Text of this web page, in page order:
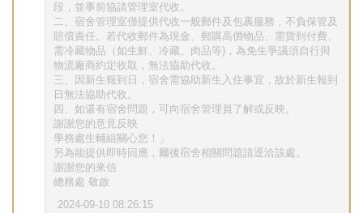
段，並事前協請管理室代收。
二、宿舍管理室僅提供代收一般郵件及包裹服務，不負保管及
賠償責任。若代收郵件為現金、郵購高價物品、需貨到付費、
需冷藏物品（如生鮮、冷藏、肉品等)，為免生爭議須自行與
物流廠商約定收取，無法協助代收。
三、因新生報到日，宿舍需協助新生入住事宜，故於新生報到
日無法協助代收。
四、如還有宿舍問題，可向宿舍管理員了解或反映。
謝謝您的意見反映
學務處生輔組關心您！」
另為能提供即時回應，爾後宿舍相關問題請逕洽該處。
謝謝您的來信
總務處 敬啟
2024-09-10 08:26:15